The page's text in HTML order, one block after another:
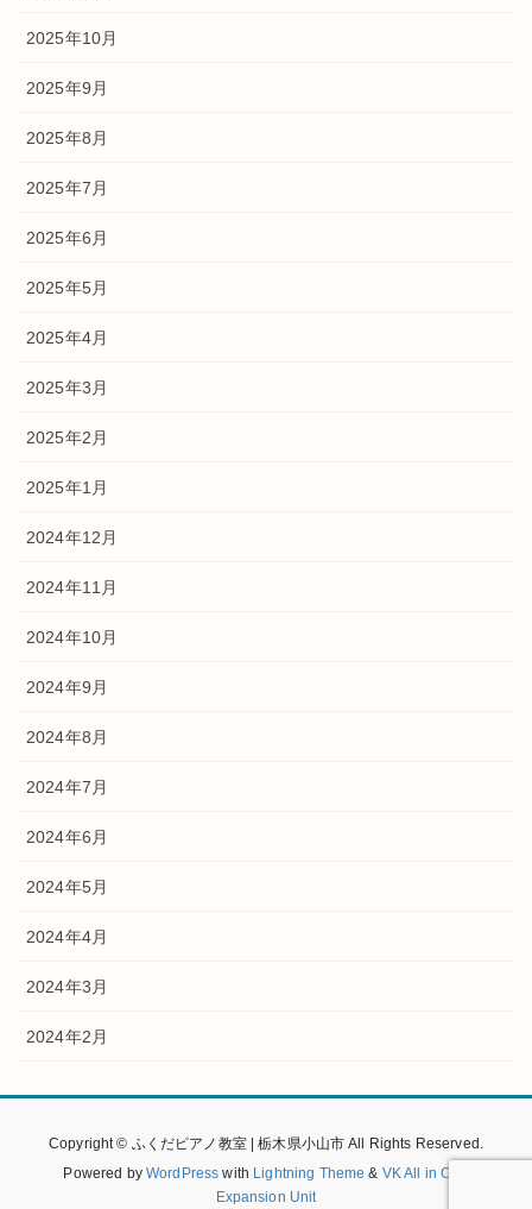
2025年10月
2025年9月
2025年8月
2025年7月
2025年6月
2025年5月
2025年4月
2025年3月
2025年2月
2025年1月
2024年12月
2024年11月
2024年10月
2024年9月
2024年8月
2024年7月
2024年6月
2024年5月
2024年4月
2024年3月
2024年2月
Copyright © ふくだピアノ教室 | 栃木県小山市 All Rights Reserved.
Powered byWordPress with Lightning Theme & VK All in One
Expansion Unit